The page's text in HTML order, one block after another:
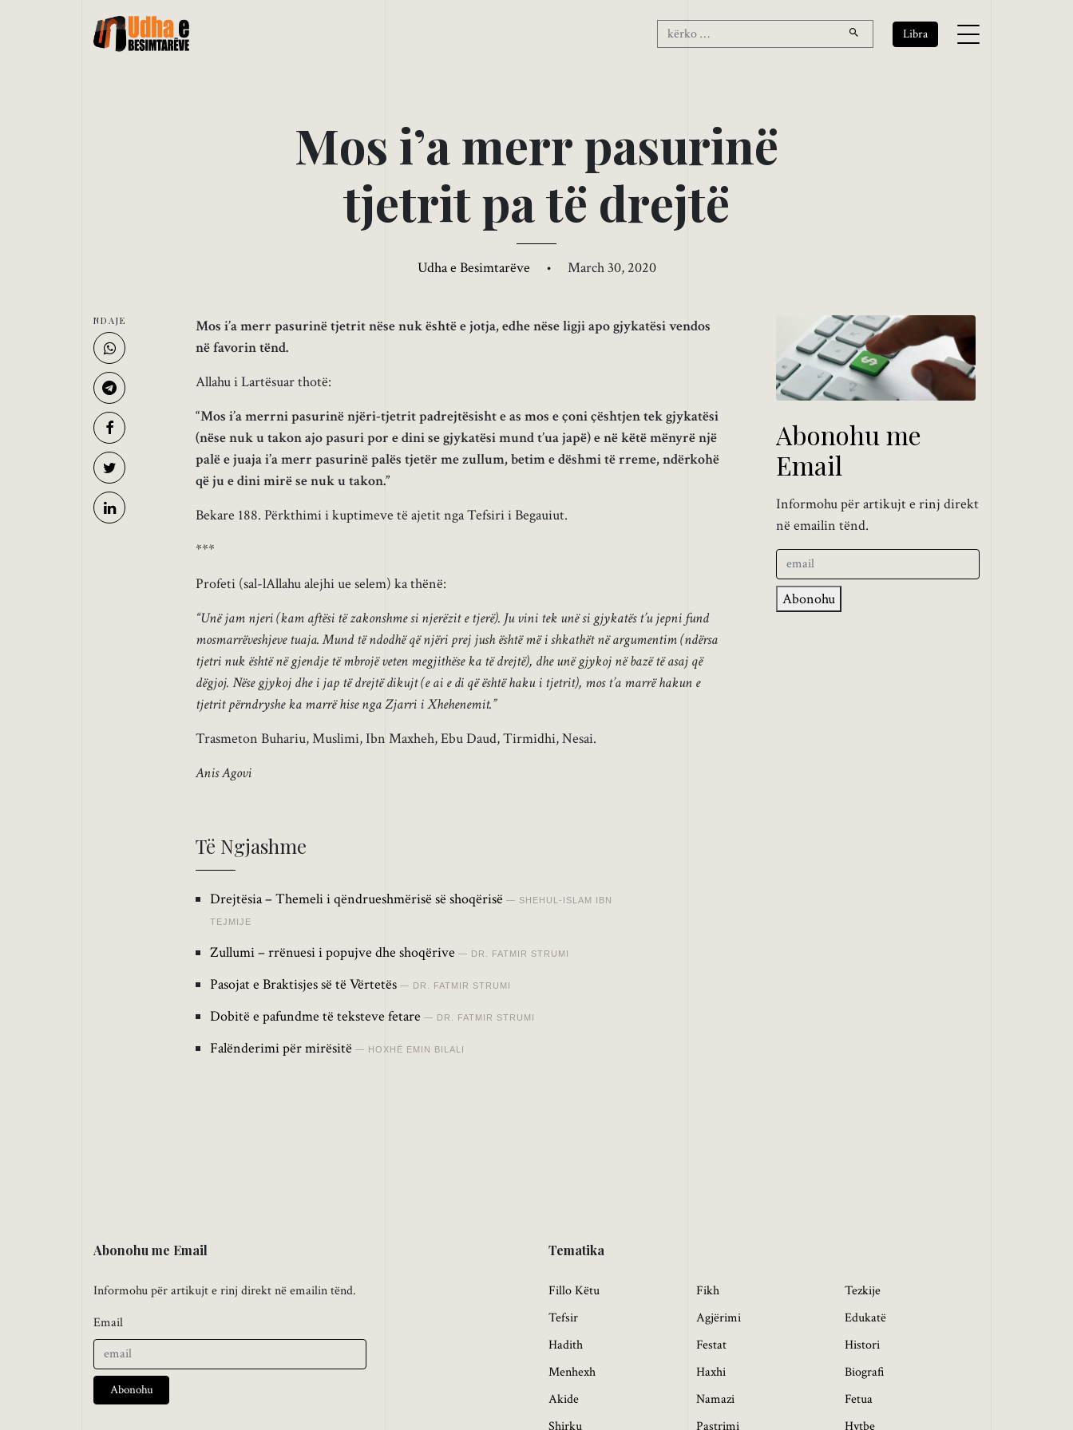
Libra
Mos i’amerrpasurinë
tjetritpatë drejtë
Udha e Besimtarëve • March 30, 2020
Mos i’a merr pasurinë tjetrit nëse nuk është e jotja, edhe nëse ligji apo gjykatësi vendos
në favorin tënd.
Allahu i Lartësuar thotë:
“Mos i’a merrni pasurinë njëri-tjetrit padrejtësisht e as mos e çoni çështjen tek gjykatësi
(nëse nuk u takon ajo pasuri por e dini se gjykatësi mund t’ua japë) e në këtë mënyrë një
palë e juaja i’a merr pasurinë palës tjetër me zullum, betim e dëshmi të rreme, ndërkohë
që ju e dini mirë se nuk u takon.”
Bekare 188. Përkthimi i kuptimeve të ajetit nga Tefsiri i Begauiut.
***
Profeti (sal-lAllahu alejhi ue selem) ka thënë:
“Unë jam njeri (kam aftësi të zakonshme si njerëzit e tjerë). Ju vini tek unë si gjykatës t’u jepni fund
mosmarrëveshjeve tuaja. Mund të ndodhë që njëri prej jush është më i shkathët në argumentim (ndërsa
tjetri nuk është në gjendje të mbrojë veten megjithëse ka të drejtë), dhe unë gjykoj në bazë të asaj që
dëgjoj. Nëse gjykoj dhe i jap të drejtë dikujt (e ai e di që është haku i tjetrit), mos t’a marrë hakun e
tjetrit përndryshe ka marrë hise nga Zjarri i Xhehenemit.”
Trasmeton Buhariu, Muslimi, Ibn Maxheh, Ebu Daud, Tirmidhi, Nesai.
Anis Agovi
Të Ngjashme
Drejtësia – Themeli i qëndrueshmërisë së shoqërisë SHEHUL-ISLAM IBN
TEJMIJE
Zullumi – rrënuesi i popujve dhe shoqërive DR. FATMIR STRUMI
Pasojat e Braktisjes së të Vërtetës DR. FATMIR STRUMI
Dobitë e pafundme të teksteve fetare DR. FATMIR STRUMI
Falënderimi për mirësitë HOXHË EMIN BILALI
NDAJE
Abonohu me
Email
Informohu për artikujt e rinj direkt
në emailin tënd.
Abonohu
Abonohu me Email
Informohu për artikujt e rinj direkt në emailin tënd.
Email
Abonohu
Tematika
Fillo Këtu
Tefsir
Hadith
Menhexh
Akide
Shirku
Fikh
Agjërimi
Festat
Haxhi
Namazi
Pastrimi
Tezkije
Edukatë
Histori
Biografi
Fetua
Hytbe